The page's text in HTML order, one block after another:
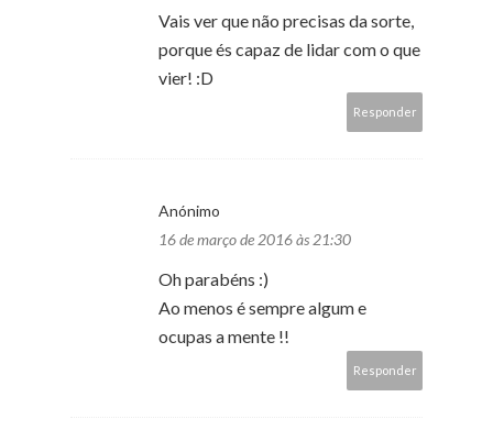
Vais ver que não precisas da sorte,
porque és capaz de lidar com o que
vier! :D
Responder
Anónimo
16 de março de 2016 às 21:30
Oh parabéns :)
Ao menos é sempre algum e
ocupas a mente !!
Responder